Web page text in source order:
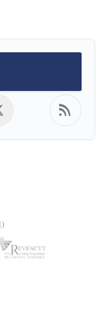
rss_feed